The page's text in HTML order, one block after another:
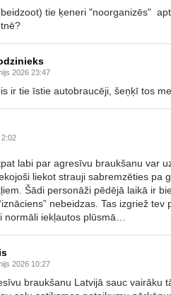
tie ķeneri "noorganizēs"
2026 23:47
ir tie īstie autobraucēji, šeņķī tos
2:02
labi par agresīvu braukšanu var
liekot strauji sabremzēties pa
Šādi personāži pēdējā laikā ir
nebeidzas. Tas izgriež tev
normāli iekļautos plūsmā…
2026 10:27
braukšanu Latvijā sauc vairāku